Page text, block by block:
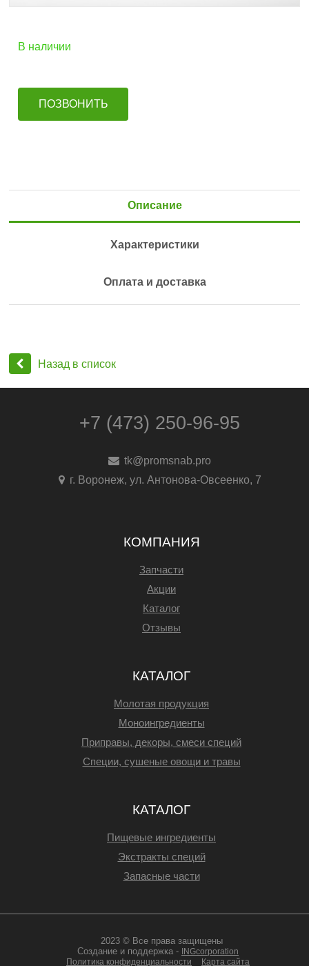
В наличии
ПОЗВОНИТЬ
Описание
Характеристики
Оплата и доставка
Назад в список
+7 (473) 250-96-95
tk@promsnab.pro
г. Воронеж, ул. Антонова-Овсеенко, 7
КОМПАНИЯ
Запчасти
Акции
Каталог
Отзывы
КАТАЛОГ
Молотая продукция
Моноингредиенты
Приправы, декоры, смеси специй
Специи, сушеные овощи и травы
КАТАЛОГ
Пищевые ингредиенты
Экстракты специй
Запасные части
2023 © Все права защищены
Создание и поддержка -
INGcorporation
Политика конфиденциальности
Карта сайта